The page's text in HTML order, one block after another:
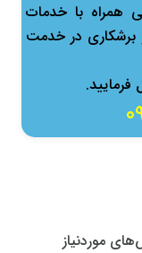
همراه با خدمات
برشکاری در خدمت
موردنیاز